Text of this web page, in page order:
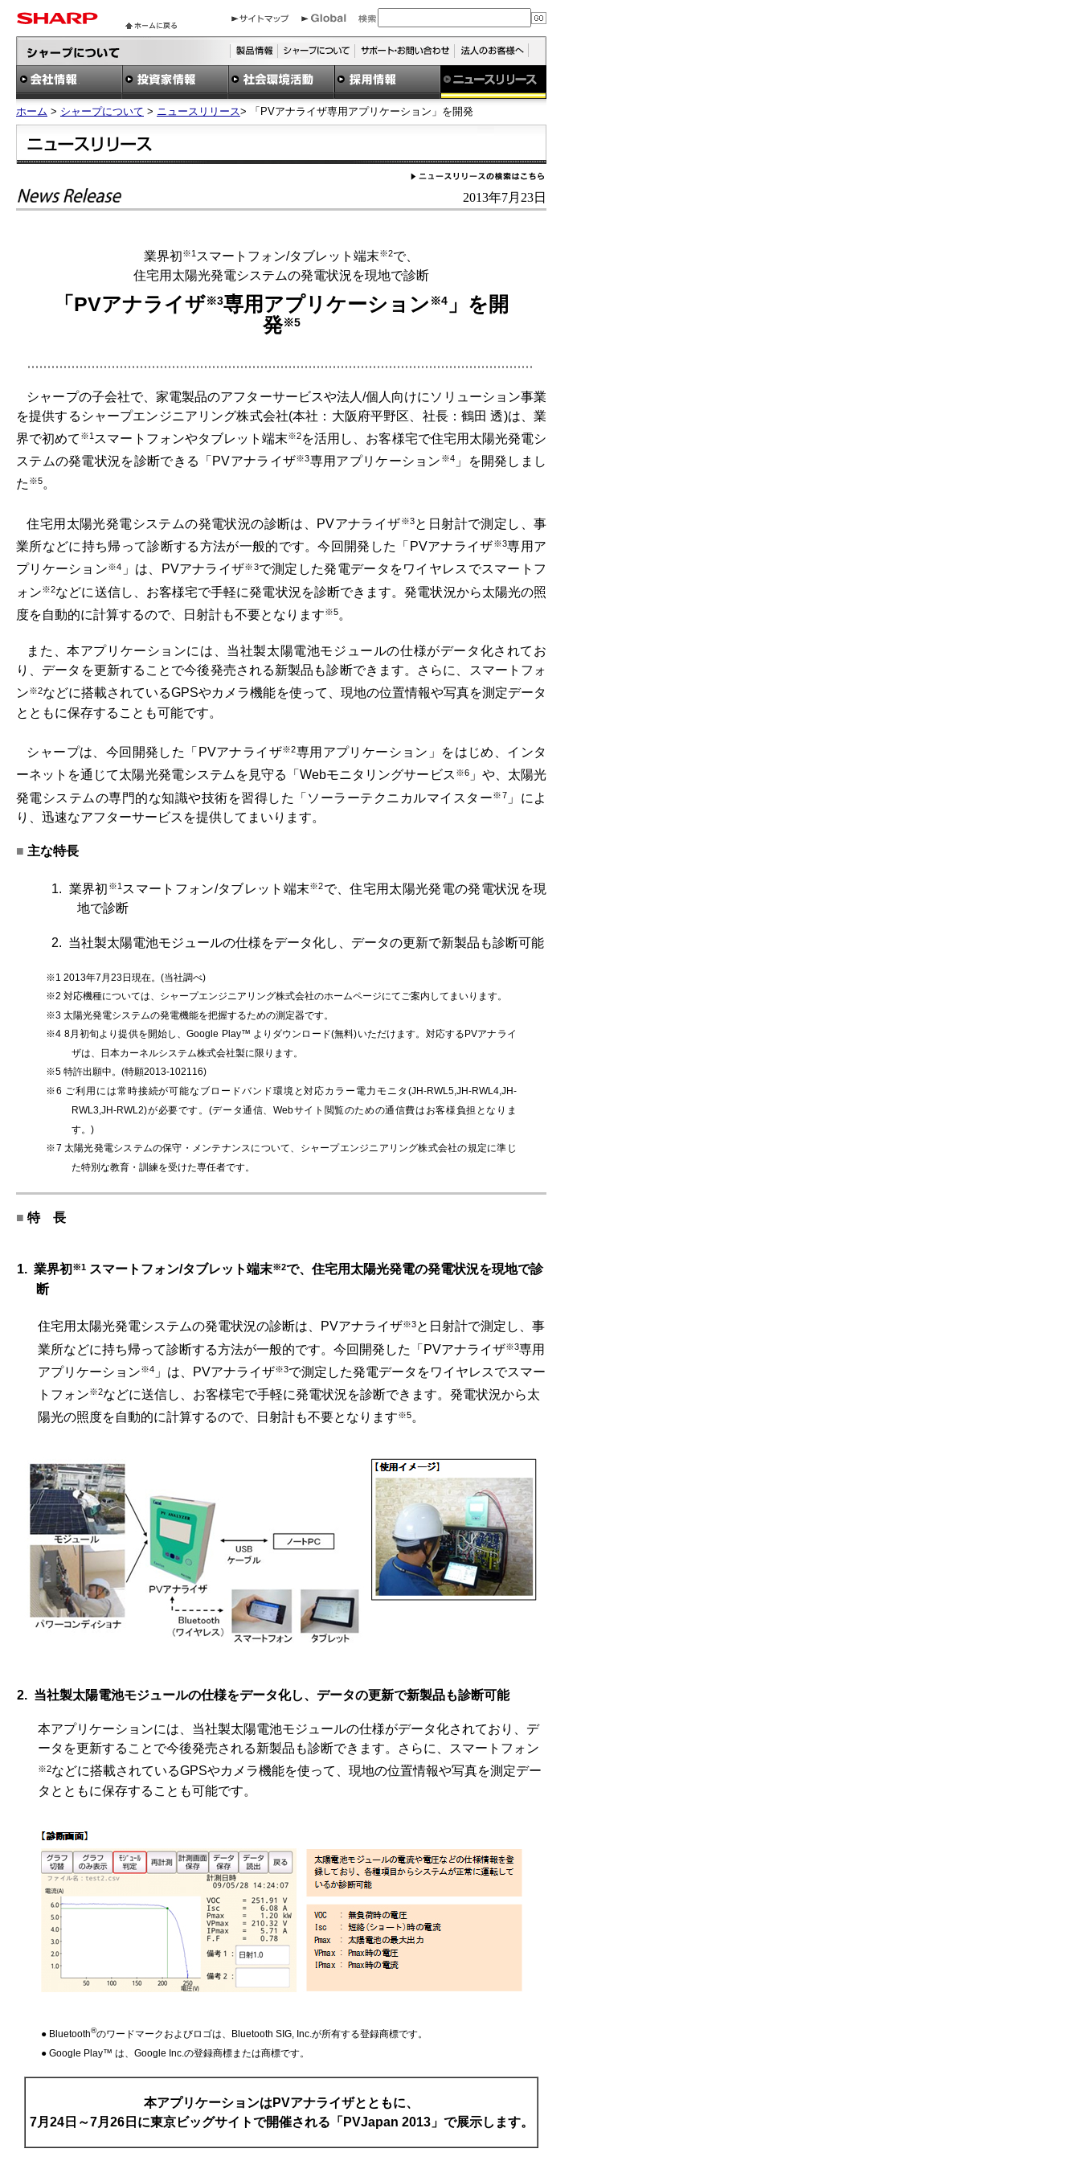
ホーム > シャープについて > ニュースリリース> 「PVアナライザ専用アプリケーション」を開発
2013年7月23日
業界初※1 スマートフォン/タブレット端末※2で、
住宅用太陽光発電システムの発電状況を現地で診断
「PVアナライザ※3専用アプリケーション ※4 」を開
発※5
シャープの子会社で、家電製品のアフターサービスや法人/個人向けにソリューション事業
を提供するシャープエンジニアリング株式会社(本社：大阪府平野区、社長：鶴田 透)は、業
界で初めて ※1 スマートフォンやタブレット端末※2を活用し、お客様宅で住宅用太陽光発電シ
ステムの発電状況を診断できる「PVアナライザ※3専用アプリケーション ※4」を開発しまし
た ※5。
住宅用太陽光発電システムの発電状況の診断は、PVアナライザ※3と日射計で測定し、事
業所などに持ち帰って診断する方法が一般的です。今回開発した「PVアナライザ※3専用ア
プリケーション※4 」は、PVアナライザ※3で測定した発電データをワイヤレスでスマートフ
ォン※2などに送信し、お客様宅で手軽に発電状況を診断できます。発電状況から太陽光の照
度を自動的に計算するので、日射計も不要となります※5。
また、本アプリケーションには、当社製太陽電池モジュールの仕様がデータ化されてお
り、データを更新することで今後発売される新製品も診断できます。さらに、スマートフォ
ン※2などに搭載されているGPSやカメラ機能を使って、現地の位置情報や写真を測定データ
とともに保存することも可能です。
シャープは、今回開発した「PVアナライザ※2専用アプリケーション」をはじめ、インタ
ーネットを通じて太陽光発電システムを見守る「Webモニタリングサービス ※6」や、太陽光
発電システムの専門的な知識や技術を習得した「ソーラーテクニカルマイスター※7」によ
り、迅速なアフターサービスを提供してまいります。
■ 主な特長
1. 業界初 ※1スマートフォン/タブレット端末※2で、住宅用太陽光発電の発電状況を現
地で診断
2. 当社製太陽電池モジュールの仕様をデータ化し、データの更新で新製品も診断可能
※1 2013年7月23日現在。(当社調べ)
※2 対応機種については、シャープエンジニアリング株式会社のホームページにてご案内してまいります。
※3 太陽光発電システムの発電機能を把握するための測定器です。
※4 8月初旬より提供を開始し、Google Play™ よりダウンロード(無料)いただけます。対応するPVアナライ
ザは、日本カーネルシステム株式会社製に限ります。
※5 特許出願中。(特願2013-102116)
※6 ご利用には常時接続が可能なブロードバンド環境と対応カラー電力モニタ(JH-RWL5,JH-RWL4,JH-
RWL3,JH-RWL2)が必要です。(データ通信、Webサイト閲覧のための通信費はお客様負担となりま
す。)
※7 太陽光発電システムの保守・メンテナンスについて、シャープエンジニアリング株式会社の規定に準じ
た特別な教育・訓練を受けた専任者です。
■ 特 長
1. 業界初 ※1 スマートフォン/タブレット端末※2で、住宅用太陽光発電の発電状況を現地で診
断
住宅用太陽光発電システムの発電状況の診断は、PVアナライザ※3と日射計で測定し、事
業所などに持ち帰って診断する方法が一般的です。今回開発した「PVアナライザ※3専用
アプリケーション※4」は、PVアナライザ※3で測定した発電データをワイヤレスでスマー
トフォン※2などに送信し、お客様宅で手軽に発電状況を診断できます。発電状況から太
陽光の照度を自動的に計算するので、日射計も不要となります※5。
2. 当社製太陽電池モジュールの仕様をデータ化し、データの更新で新製品も診断可能
本アプリケーションには、当社製太陽電池モジュールの仕様がデータ化されており、デ
ータを更新することで今後発売される新製品も診断できます。さらに、スマートフォン
※2などに搭載されているGPSやカメラ機能を使って、現地の位置情報や写真を測定デー
タとともに保存することも可能です。
● Bluetooth®のワードマークおよびロゴは、Bluetooth SIG, Inc.が所有する登録商標です。
● Google Play™ は、Google Inc.の登録商標または商標です。
本アプリケーションはPVアナライザとともに、
7月24日～7月26日に東京ビッグサイトで開催される「PVJapan 2013」で展示します。